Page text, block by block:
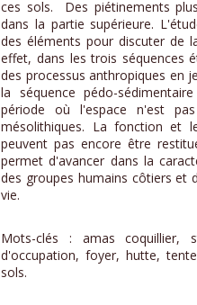
ces sols. Des piétinements
dans la partie supérieure.
des éléments pour discuter de
effet, dans les trois séquences
des processus anthropiques en
la séquence pédo-
période où l'espace n'est
mésolithiques. La fonction et
peuvent pas encore être
permet d'avancer dans la
des groupes humains côtiers et
vie.
Mots-clés : amas coquillier,
d'occupation, foyer, hutte,
sols.